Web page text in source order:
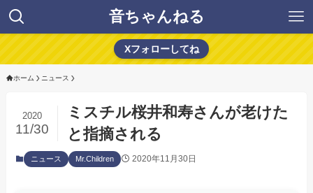
音ちゃんねる
Xフォローしてね
ホーム ニュース
ミスチル桜井和寿さんが老けた
と指摘される
2020
11/30
ニュース Mr.Children 2020年11月30日